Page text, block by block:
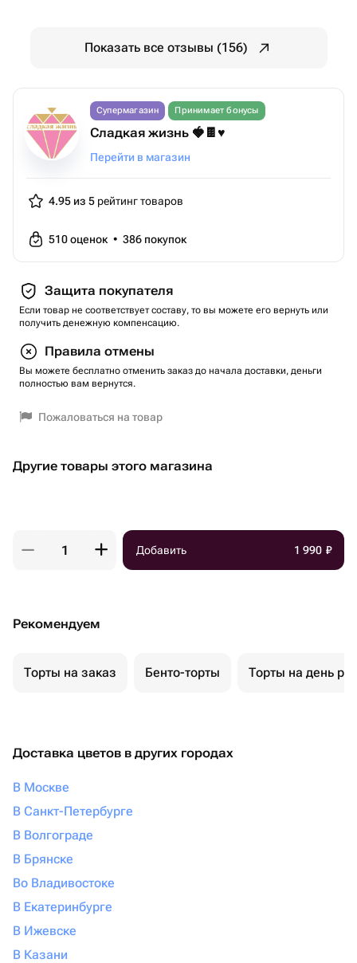
Показать все отзывы (156)
Супермагазин Принимает бонусы
Сладкая жизнь 🍓🍫♥️
Перейти в магазин
4.95 из 5 рейтинг товаров
510оценок • 386 покупок
Защита покупателя
Если товар не соответствует составу, то вы можете его вернуть или
получить денежную компенсацию.
Правила отмены
Вы можете бесплатно отменить заказ до начала доставки, деньги
полностью вам вернутся.
Пожаловаться на товар
Другие товары этого магазина
Добавить 1 990 ₽
Рекомендуем
Торты на заказ Бенто-торты Торты на день
Доставка цветов в других городах
В Москве
В Санкт-Петербурге
В Волгограде
В Брянске
Во Владивостоке
В Екатеринбурге
В Ижевске
В Казани